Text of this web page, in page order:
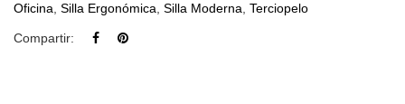
Oficina Silla Ergonómica Silla Moderna Terciopelo
Compartir: